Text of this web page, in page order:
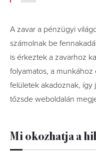
A zavar a pénzügyi
számolnak be
is érkeztek a zavarhoz
folyamatos, a
felületek akadoznak, így
tőzsde weboldalán
Mi okozhatja a